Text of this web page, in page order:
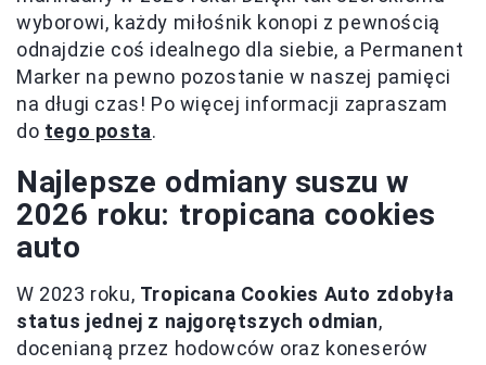
wyborowi, każdy miłośnik konopi z pewnością
odnajdzie coś idealnego dla siebie, a Permanent
Marker na pewno pozostanie w naszej pamięci
na długi czas! Po więcej informacji zapraszam
do tego posta.
Najlepsze odmiany suszu w
2026 roku: tropicana cookies
auto
W 2023 roku, Tropicana Cookies Auto zdobyła
status jednej z najgorętszych odmian,
docenianą przez hodowców oraz koneserów